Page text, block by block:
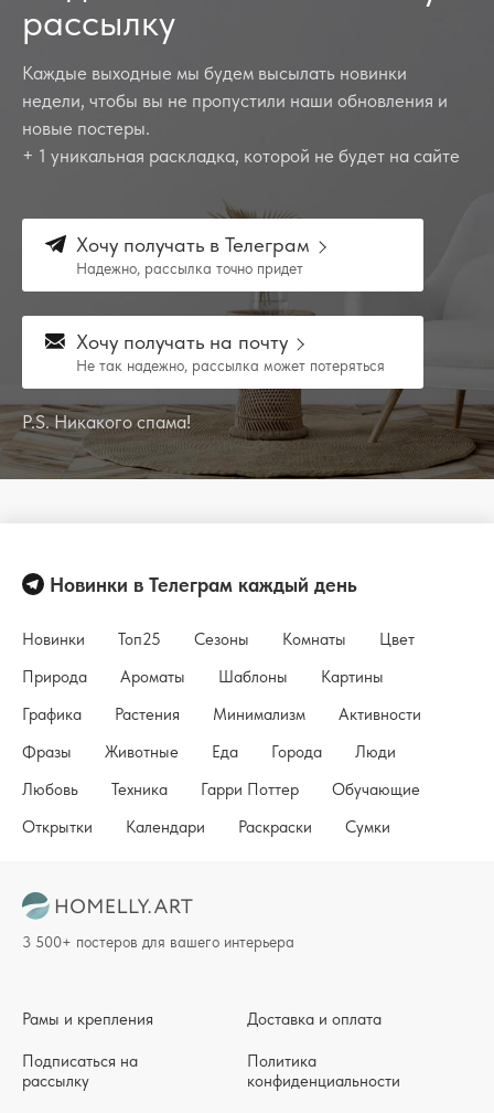
рассылку
Каждые выходные мы будем высылать новинки
недели, чтобы вы не пропустили наши обновления и
новые постеры.
+ 1 уникальная раскладка, которой не будет на сайте
Хочу получать в Телеграм
Надежно, рассылка точно придет
Хочу получать на почту
Не так надежно, рассылка может потеряться
P.S. Никакого спама!
Новинки в Телеграм каждый день
Новинки Топ25 Сезоны Комнаты
Цвет
Природа
Ароматы Шаблоны
Картины
Графика
Растения Минимализм
Активности
Фразы
Животные Еда Города
Люди
Любовь
Техника Гарри Поттер
Обучающие
Открытки
Календари Раскраски Сумки
Рамы и крепления
Подписаться на
рассылку
Доставка и оплата
Политика
конфиденциальности
3 500+ постеров для вашего интерьера